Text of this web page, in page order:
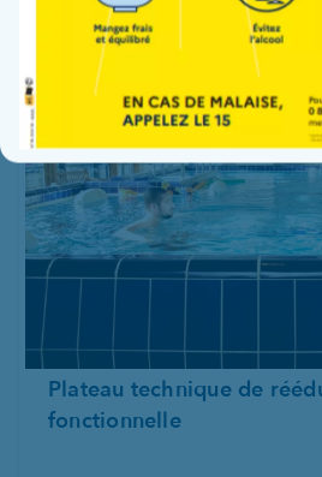
Plateau technique de
fonctionnelle